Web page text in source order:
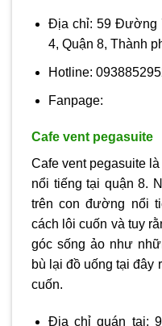
Địa chỉ: 59 Đường
4, Quận 8, Thành
Hotline:
Fanpage:
Cafe vent pegasuite
Cafe vent pegasuite
nổi tiếng tại quận 8.
trên con đường nổi
cách lôi cuốn và tuy
góc sống ảo như
bù lại đồ uống tại đây
cuốn.
Địa chỉ quán tại: